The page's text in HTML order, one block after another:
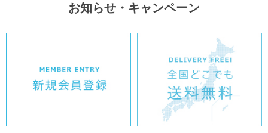
お知らせ・キャンペーン